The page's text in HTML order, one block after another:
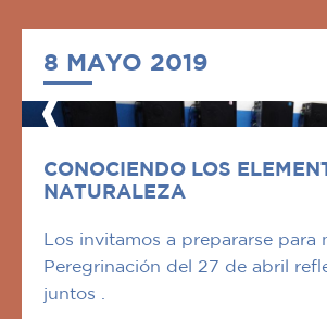
8 MAYO 2019
CONOCIENDO LOS
NATURALEZA
Los invitamos a prepararse para
Peregrinación del 27 de abril
juntos .